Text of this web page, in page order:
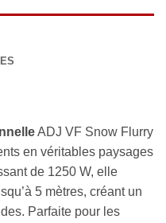
ADJ VF Snow Flurry
en véritables paysages
de 1250 W, elle
5 mètres, créant un
Parfaite pour les